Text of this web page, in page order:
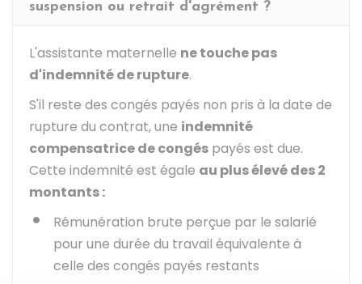
suspension ou retrait d'agrément ?
L'assistante maternelle ne touche pas
d'indemnité de rupture.
S'il reste des congés payés non pris à la date de
rupture du contrat, une indemnité
compensatrice de congés payés est due.
Cette indemnité est égale au plus élevé des 2
montants :
Rémunération brute perçue par le salarié
pour une durée du travail équivalente à
celle des congés payés restants